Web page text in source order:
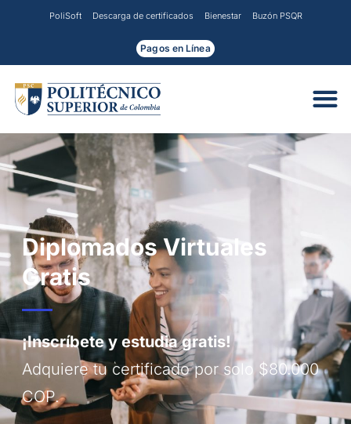
PoliSoft Descarga de certificados Bienestar Buzón PSQR
Pagos en Línea
Diplomados Virtuales
Gratis
¡Inscríbete y estudia gratis!
Adquiere tu certificado por solo $80.000
COP.